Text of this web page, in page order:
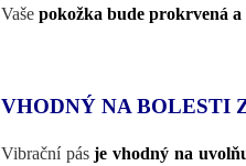
Vaše pokožka bude prokrvená a
VHODNÝ NA BOLESTI
Vibrační pásje vhodný na